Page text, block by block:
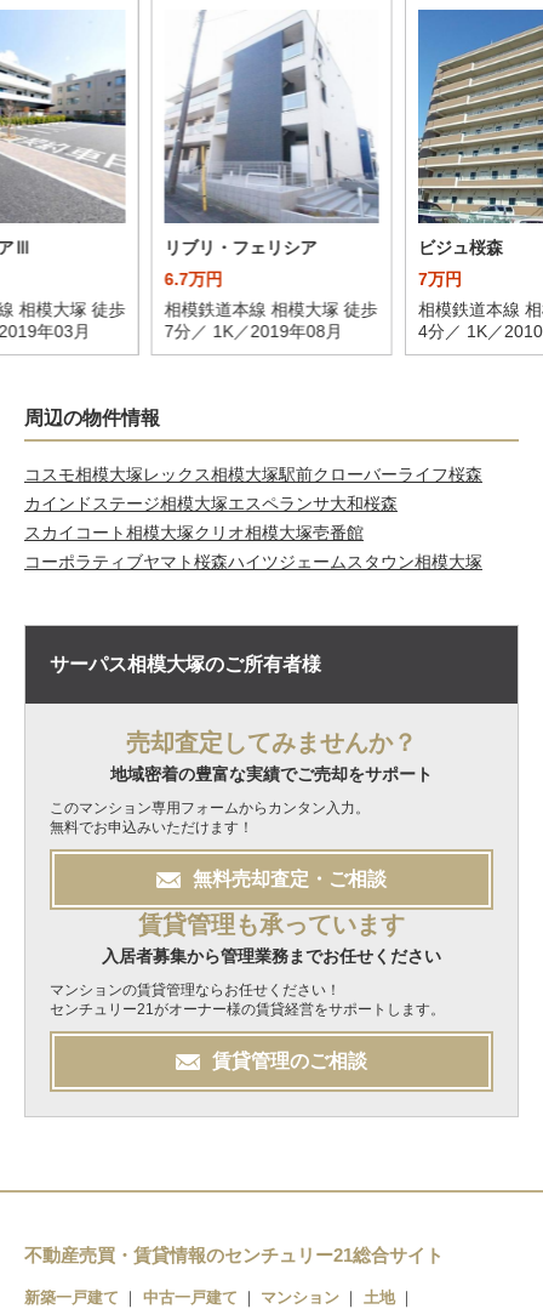
Ⅲ
相模大塚 徒歩
年03月
リブリ・フェリシア
6.7万円
相模鉄道本線 相模大塚 徒歩
7分／ 1K／2019年08月
ビジュ桜森
7万円
相模鉄道本線
4分／ 1K／
周辺の物件情報
コスモ相模大塚レックス相模大塚駅前クローバーライフ桜森
カインドステージ相模大塚エスペランサ大和桜森
スカイコート相模大塚クリオ相模大塚壱番館
コーポラティブヤマト桜森ハイツジェームスタウン相模大塚
サーパス相模大塚のご所有者様
売却査定してみませんか？
地域密着の豊富な実績でご売却をサポート
このマンション専用フォームからカンタン入力。
無料でお申込みいただけます！
無料売却査定・ご相談
賃貸管理も承っています
入居者募集から管理業務までお任せください
マンションの賃貸管理ならお任せください！
センチュリー21がオーナー様の賃貸経営をサポートします。
賃貸管理のご相談
不動産売買・賃貸情報のセンチュリー21総合サイト
新築一戸建て 中古一戸建て マンション
土地